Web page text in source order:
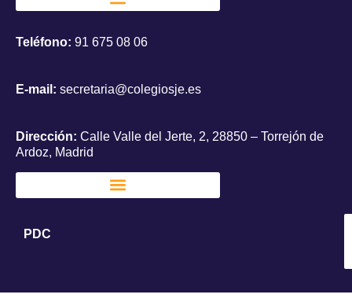
Teléfono: 91 675 08 06
E-mail: secretaria@colegiosje.es
Dirección: Calle Valle del Jerte, 2, 28850 – Torrejón de
Ardoz, Madrid
PDC